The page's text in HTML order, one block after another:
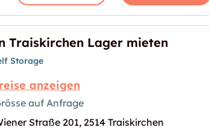
Bild für "In Traiskirchen Lager mieten"
Traiskirchen Lager mieten
Storage
anzeigen
auf Anfrage
Straße 201, 2514 Traiskirchen